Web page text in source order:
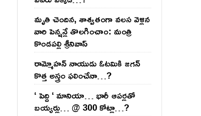
మృతి చెందిన, శాశ్వతంగా వలస వెళ్లిన
వారి పెన్ష‌న్లే తొల‌గించాం: మంత్రి
కొండపల్లి శ్రీనివాస్
రామ్మోహ‌న్ నాయుడు ఓట‌మికి జ‌గ‌న్
కొత్త అస్త్రం ఫ‌లించేనా…?
‘ పెద్ది ‘ మానియా… భారీ ఆప‌ర్ల‌తో
బ‌య్య‌ర్లు… @ 300 కోట్లా…?